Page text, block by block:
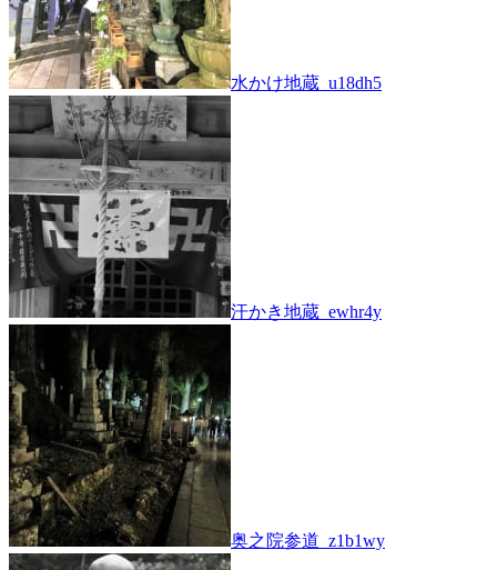
水かけ地蔵_u18dh5
汗かき地蔵_ewhr4y
奥之院参道_z1b1wy